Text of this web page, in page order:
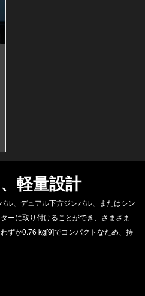
軽量設計
ル、デュアル下方ジンバル、またはシン
ーに取り付けることができ、さまざま
ずか0.76 kg[9]でコンパクトなため、持